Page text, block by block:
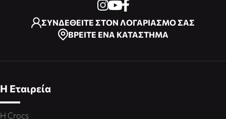
ΣΥΝΔΕΘΕΙΤΕ ΣΤΟΝ ΛΟΓΑΡΙΑΣΜΟ ΣΑΣ
ΒΡΕΙΤΕ ΕΝΑ ΚΑΤΑΣΤΗΜΑ
Η Εταιρεία
Η Crocs